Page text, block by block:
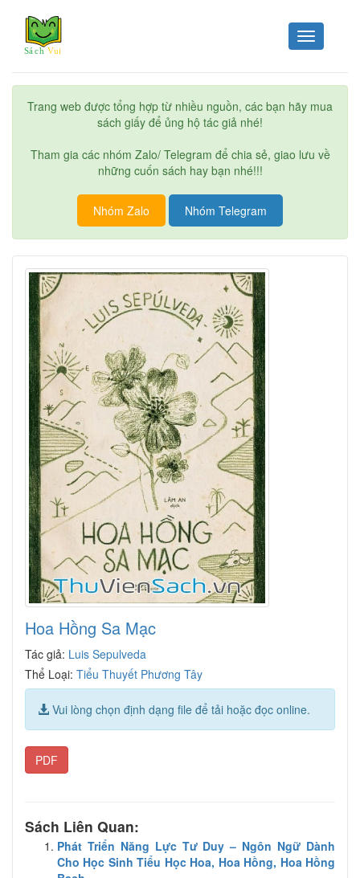
Toggle
navigation
Trang web được tổng hợp từ nhiều nguồn, các bạn hãy mua
sách giấy để ủng hộ tác giả nhé!
Tham gia các nhóm Zalo/ Telegram để chia sẻ, giao lưu về
những cuốn sách hay bạn nhé!!!
Nhóm Zalo Nhóm Telegram
Hoa Hồng Sa Mạc
Tác giả: Luis Sepulveda
Thể Loại: Tiểu Thuyết Phương Tây
Vui lòng chọn định dạng file để tải hoặc đọc online.
PDF
Sách Liên Quan:
Phát Triển Năng Lực Tư Duy – Ngôn Ngữ Dành
Cho Học Sinh Tiểu Học Hoa, Hoa Hồng, Hoa Hồng